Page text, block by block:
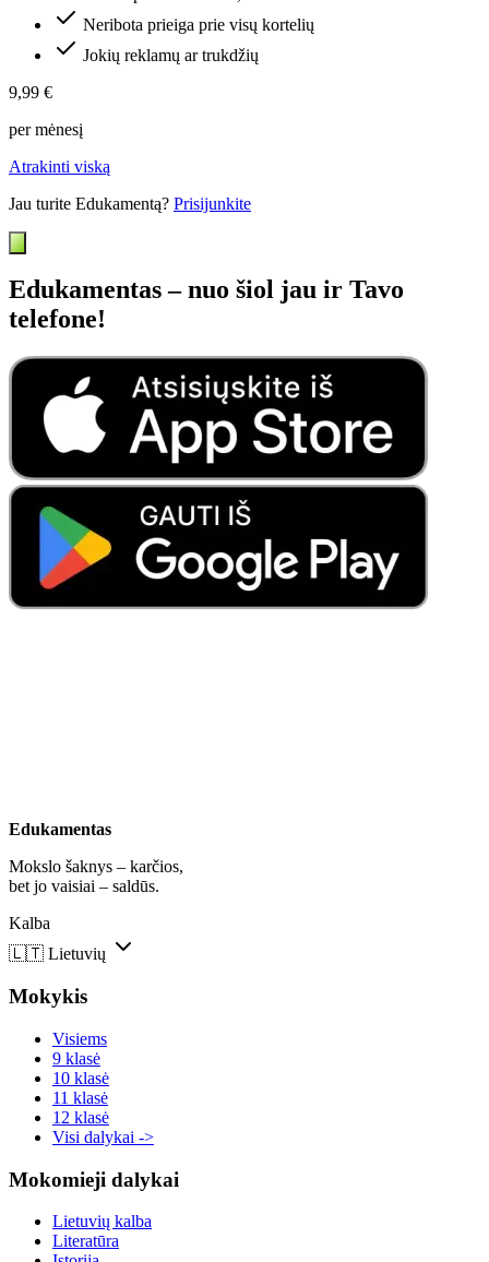
Neribota prieiga prie visų kortelių
Jokių reklamų ar trukdžių
9,99 €
per mėnesį
Atrakinti viską
Jau turite Edukamentą? Prisijunkite
Edukamentas – nuo šiol jau ir Tavo
telefone!
Edukamentas
Mokslo šaknys – karčios,
bet jo vaisiai – saldūs.
Kalba
🇱🇹 Lietuvių
Mokykis
Visiems
9 klasė
10 klasė
11 klasė
12 klasė
Visi dalykai ->
Mokomieji dalykai
Lietuvių kalba
Literatūra